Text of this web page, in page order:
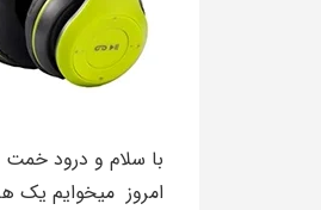
با سلام و درود
امروز میخوایم یک